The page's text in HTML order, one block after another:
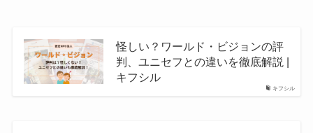
キフシル
怪しい？ワールド・ビジョンの評
判、ユニセフとの違いを徹底解説 |
キフシル